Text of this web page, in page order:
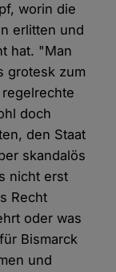
worin die
erlitten und
hat. "Man
grotesk zum
doch
den Staat
skandalös
nicht erst
Recht
oder was
Bismarck
und